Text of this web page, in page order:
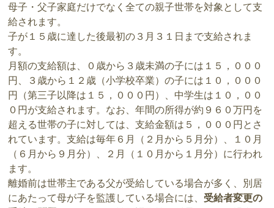
母子・父子家庭だけでなく全ての親子世帯を対象として支
給されます。
子が１５歳に達した後最初の３月３１日まで支給されま
す。
月額の支給額は、０歳から３歳未満の子には１５，０００
円、３歳から１２歳（小学校卒業）の子には１０，０００
円（第三子以降は１５，０００円）、中学生は１０，００
０円が支給されます。なお、年間の所得が約９６０万円を
超える世帯の子に対しては、支給金額は５，０００円とさ
れています。支給は毎年６月（２月から５月分）、１０月
（６月から９月分）、２月（１０月から１月分）に行われ
ます。
離婚前は世帯主である父が受給している場合が多く、別居
にあたって母が子を監護している場合には、 受給者変更の